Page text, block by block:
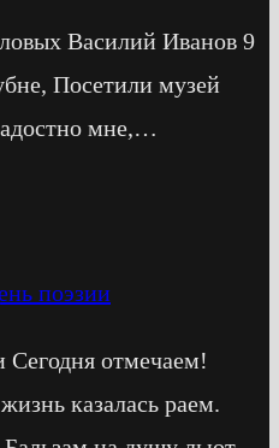
Василий Иванов 9
Посетили музей
мне,…
поэзии
отмечаем!
казалась раем.